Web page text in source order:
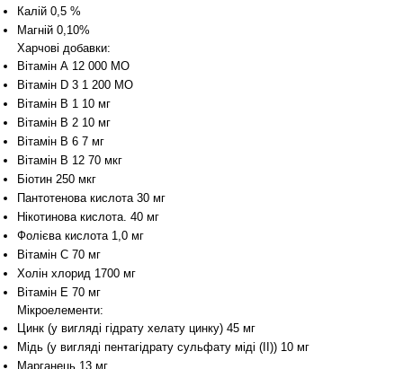
Калій 0,5 %
Магній 0,10%
Харчові добавки:
Вітамін А 12 000 МО
Вітамін D 3 1 200 МО
Вітамін В 1 10 мг
Вітамін В 2 10 мг
Вітамін В 6 7 мг
Вітамін В 12 70 мкг
Біотин 250 мкг
Пантотенова кислота 30 мг
Нікотинова кислота. 40 мг
Фолієва кислота 1,0 мг
Вітамін С 70 мг
Холін хлорид 1700 мг
Вітамін Е 70 мг
Мікроелементи:
Цинк (у вигляді гідрату хелату цинку) 45 мг
Мідь (у вигляді пентагідрату сульфату міді (II)) 10 мг
Марганець 13 мг